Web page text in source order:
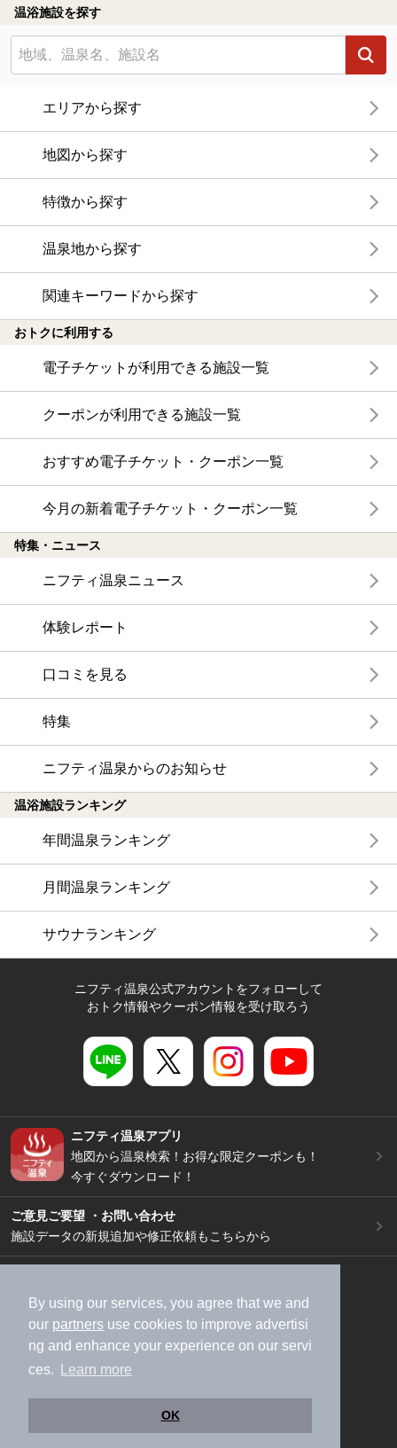
By using our services, you agree that we and
our partners use cookies to improve advertisi
ng and enhance your experience on our servi
ces.
Learn more
OK
温浴施設を探す
エリアから探す
地図から探す
特徴から探す
温泉地から探す
関連キーワードから探す
おトクに利用する
電子チケットが利用できる施設一覧
クーポンが利用できる施設一覧
おすすめ電子チケット・クーポン一覧
今月の新着電子チケット・クーポン一覧
特集・ニュース
ニフティ温泉ニュース
体験レポート
口コミを見る
特集
ニフティ温泉からのお知らせ
温浴施設ランキング
年間温泉ランキング
月間温泉ランキング
サウナランキング
ニフティ温泉公式アカウントをフォローして
おトク情報やクーポン情報を受け取ろう
ニフティ温泉アプリ
地図から温泉検索！お得な限定クーポンも！
今すぐダウンロード！
ご意見ご要望 ・お問い合わせ
施設データの新規追加や修正依頼もこちらから
加盟店募集（資料請求）
広告出稿のご案内
利用規約
ライフスタイルMEMBERS+規約
特定商取引法に基づく表記
ヘルプ
採用情報
運営会社